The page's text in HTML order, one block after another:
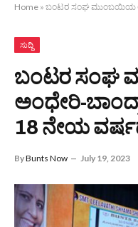
Home » ಬಂಟರ ಸಂಘ ಮುಂಬಯಿಯ
ಸುದ್ದಿ
ಬಂಟರ ಸಂಘ
ಅಂಧೇರಿ-
18 ನೇಯ
ByBunts Now July 19, 2023